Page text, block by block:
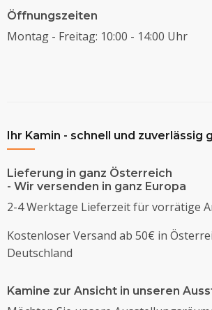
Öffnungszeiten
Montag - Freitag: 10:00 - 14:00 Uhr
Ihr Kamin - schnell und zuverlässig
Lieferung in ganz Österreich
- Wir versenden in ganz Europa
2-4 Werktage Lieferzeit für vorrätige
Kostenloser Versand ab 50€ in
Deutschland
Kamine zur Ansicht in unseren